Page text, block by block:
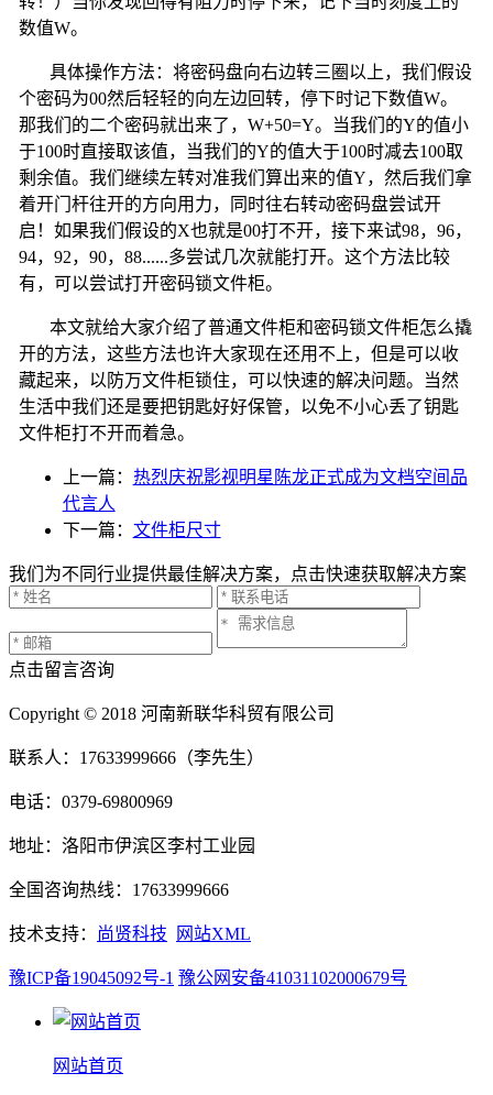
数值W。
具体操作方法：将密码盘向右边转三圈以上，我们假设
个密码为00然后轻轻的向左边回转，停下时记下数值W。
那我们的二个密码就出来了， W+50=Y。当我们的Y的值小
于100时直接取该值，当我们的Y的值大于100时减去100取
剩余值。我们继续左转对准我们算出来的值Y，然后我们拿
着开门杆往开的方向用力，同时往右转动密码盘尝试开
启！如果我们假设的X也就是00打不开，接下来试98， 96，
94， 92， 90， 88......多尝试几次就能打开。这个方法比较
有，可以尝试打开密码锁文件柜。
本文就给大家介绍了普通文件柜和密码锁文件柜怎么撬
开的方法，这些方法也许大家现在还用不上，但是可以收
藏起来，以防万文件柜锁住，可以快速的解决问题。当然
生活中我们还是要把钥匙好好保管，以免不小心丢了钥匙
文件柜打不开而着急。
上一篇： 热烈庆祝影视明星陈龙正式成为文档空间品
代言人
下一篇： 文件柜尺寸
我们为不同行业提供最佳解决方案，点击快速获取解决方案
点击留言咨询
Copyright © 2018 河南新联华科贸有限公司
联系人：17633999666（李先生）
电话：0379-69800969
地址：洛阳市伊滨区李村工业园
全国咨询热线：17633999666
技术支持： 尚贤科技 网站XML
豫ICP备19045092号-1 豫公网安备41031102000679号
网站首页